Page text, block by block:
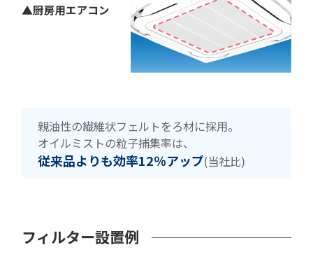
親油性の繊維状フェルトをろ材に採用。
オイルミストの粒子捕集率は、
従来品よりも効率12％アップ(当社比)
フィルター設置例